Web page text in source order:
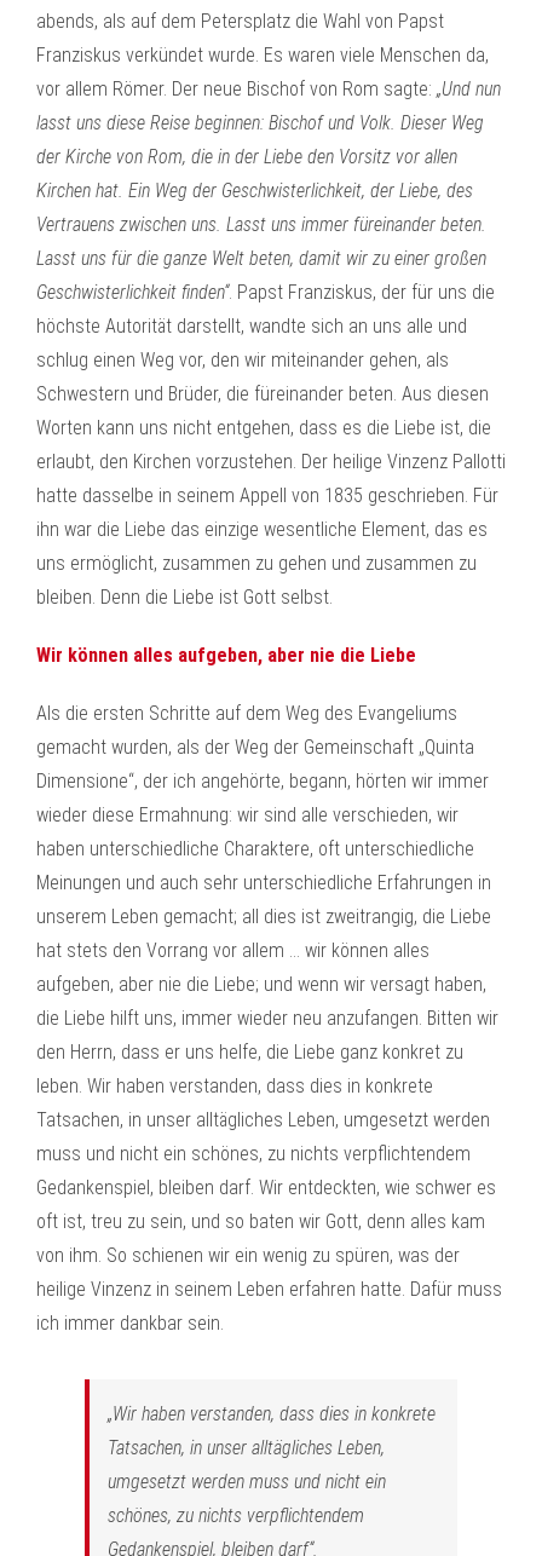
abends, als auf dem Petersplatz die Wahl von Papst
Franziskus verkündet wurde. Es waren viele Menschen da,
vor allem Römer. Der neue Bischof von Rom sagte: „Und nun
lasst uns diese Reise beginnen: Bischof und Volk. Dieser Weg
der Kirche von Rom, die in der Liebe den Vorsitz vor allen
Kirchen hat. Ein Weg der Geschwisterlichkeit, der Liebe, des
Vertrauens zwischen uns. Lasst uns immer füreinander beten.
Lasst uns für die ganze Welt beten, damit wir zu einer großen
Geschwisterlichkeit finden“. Papst Franziskus, der für uns die
höchste Autorität darstellt, wandte sich an uns alle und
schlug einen Weg vor, den wir miteinander gehen, als
Schwestern und Brüder, die füreinander beten. Aus diesen
Worten kann uns nicht entgehen, dass es die Liebe ist, die
erlaubt, den Kirchen vorzustehen. Der heilige Vinzenz Pallotti
hatte dasselbe in seinem Appell von 1835 geschrieben. Für
ihn war die Liebe das einzige wesentliche Element, das es
uns ermöglicht, zusammen zu gehen und zusammen zu
bleiben. Denn die Liebe ist Gott selbst.
Wir können alles aufgeben, aber nie die Liebe
Als die ersten Schritte auf dem Weg des Evangeliums
gemacht wurden, als der Weg der Gemeinschaft „Quinta
Dimensione“, der ich angehörte, begann, hörten wir immer
wieder diese Ermahnung: wir sind alle verschieden, wir
haben unterschiedliche Charaktere, oft unterschiedliche
Meinungen und auch sehr unterschiedliche Erfahrungen in
unserem Leben gemacht; all dies ist zweitrangig, die Liebe
hat stets den Vorrang vor allem … wir können alles
aufgeben, aber nie die Liebe; und wenn wir versagt haben,
die Liebe hilft uns, immer wieder neu anzufangen. Bitten wir
den Herrn, dass er uns helfe, die Liebe ganz konkret zu
leben. Wir haben verstanden, dass dies in konkrete
Tatsachen, in unser alltägliches Leben, umgesetzt werden
muss und nicht ein schönes, zu nichts verpflichtendem
Gedankenspiel, bleiben darf. Wir entdeckten, wie schwer es
oft ist, treu zu sein, und so baten wir Gott, denn alles kam
von ihm. So schienen wir ein wenig zu spüren, was der
heilige Vinzenz in seinem Leben erfahren hatte. Dafür muss
ich immer dankbar sein.
„Wir haben verstanden, dass dies in konkrete
Tatsachen, in unser alltägliches Leben,
umgesetzt werden muss und nicht ein
schönes, zu nichts verpflichtendem
Gedankenspiel, bleiben darf“.